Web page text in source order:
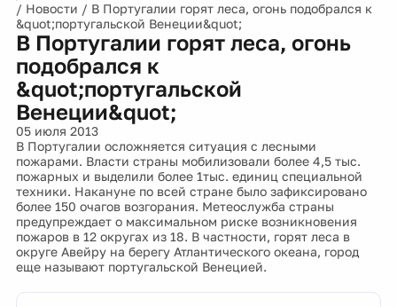
/ Новости / В Португалии горят леса, огонь подобрался к
&quot;португальской Венеции&quot;
В Португалии горят леса, огонь
подобрался к
&quot;португальской
Венеции&quot;
05 июля 2013
В Португалии осложняется ситуация с лесными
пожарами. Власти страны мобилизовали более 4,5 тыс.
пожарных и выделили более 1тыс. единиц специальной
техники. Накануне по всей стране было зафиксировано
более 150 очагов возгорания. Метеослужба страны
предупреждает о максимальном риске возникновения
пожаров в 12 округах из 18. В частности, горят леса в
округе Авейру на берегу Атлантического океана, город
еще называют португальской Венецией.